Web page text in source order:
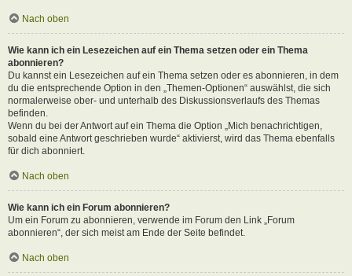
Nach oben
Wie kann ich ein Lesezeichen auf ein Thema setzen oder ein Thema
abonnieren?
Du kannst ein Lesezeichen auf ein Thema setzen oder es abonnieren, in dem
du die entsprechende Option in den „Themen-Optionen“ auswählst, die sich
normalerweise ober- und unterhalb des Diskussionsverlaufs des Themas
befinden.
Wenn du bei der Antwort auf ein Thema die Option „Mich benachrichtigen,
sobald eine Antwort geschrieben wurde“ aktivierst, wird das Thema ebenfalls
für dich abonniert.
Nach oben
Wie kann ich ein Forum abonnieren?
Um ein Forum zu abonnieren, verwende im Forum den Link „Forum
abonnieren“, der sich meist am Ende der Seite befindet.
Nach oben